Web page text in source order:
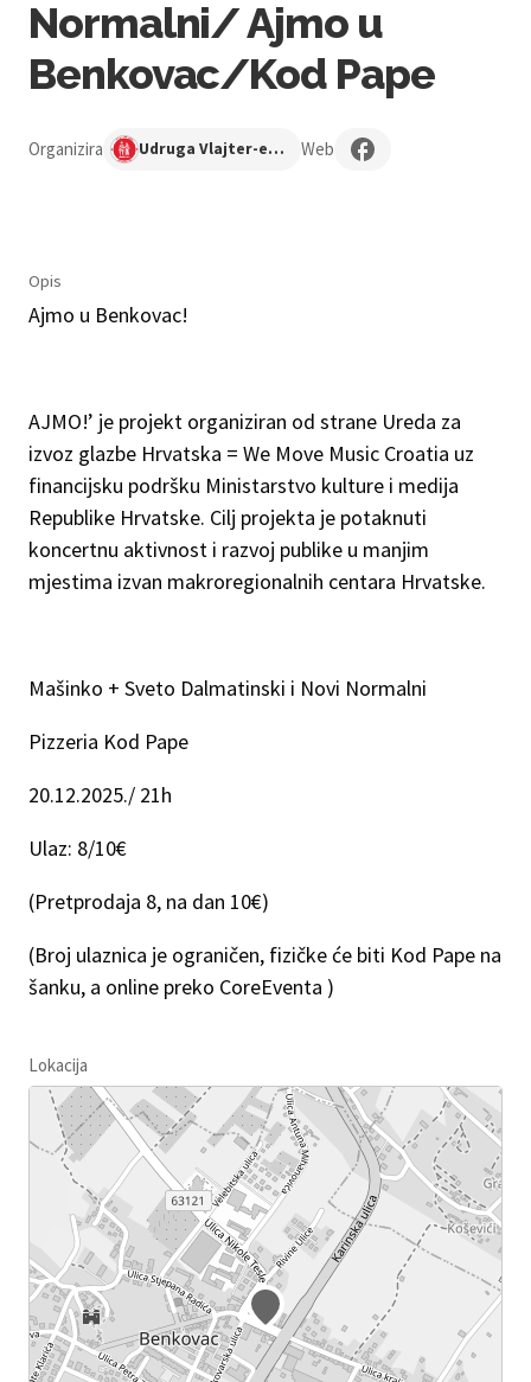
Normalni/ Ajmo u
Benkovac/Kod Pape
Organizira Udruga Vlajter-ego Benkovac Web
Opis
Ajmo u Benkovac!
AJMO!’ je projekt organiziran od strane Ureda za
izvoz glazbe Hrvatska = We Move Music Croatia uz
financijsku podršku Ministarstvo kulture i medija
Republike Hrvatske. Cilj projekta je potaknuti
koncertnu aktivnost i razvoj publike u manjim
mjestima izvan makroregionalnih centara Hrvatske.
Mašinko + Sveto Dalmatinski i Novi Normalni
Pizzeria Kod Pape
20.12.2025./ 21h
Ulaz: 8/10€
(Pretprodaja 8, na dan 10€)
(Broj ulaznica je ograničen, fizičke će biti Kod Pape na
šanku, a online preko CoreEventa )
Lokacija